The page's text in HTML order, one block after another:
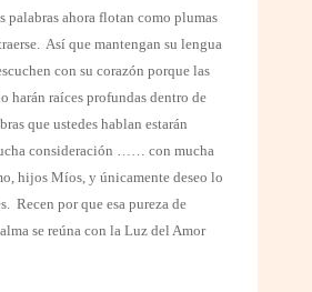
palabras ahora flotan como plumas
Así que mantengan su lengua
con su corazón porque las
harán raíces profundas dentro de
que ustedes hablan estarán
consideración …… con mucha
hijos Míos, y únicamente deseo lo
Recen por que esa pureza de
se reúna con la Luz del Amor